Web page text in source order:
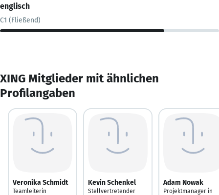
englisch
C1 (Fließend)
XING Mitglieder mit ähnlichen
Profilangaben
Veronika Schmidt
Teamleiterin
Kevin Schenkel
Stellvertretender
Adam Nowak
Projektmanager in